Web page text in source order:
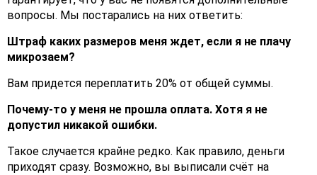
вопросы. Мы постарались на них ответить:
Штраф каких размеров меня ждет, если я не плачу
микрозаем?
Вам придется переплатить 20% от общей суммы.
Почему-то у меня не прошла оплата. Хотя я не
допустил никакой ошибки.
Такое случается крайне редко. Как правило, деньги
приходят сразу. Возможно, вы выписали счёт на